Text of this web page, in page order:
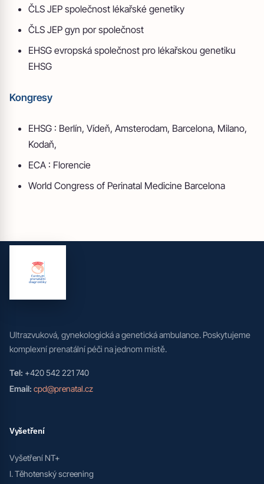
ČLS JEP společnost lékařské genetiky
ČLS JEP gyn por společnost
EHSG evropská společnost pro lékařskou genetiku
EHSG
Kongresy
EHSG : Berlín, Vídeň, Amsterodam, Barcelona, Milano,
Kodaň,
ECA : Florencie
World Congress of Perinatal Medicine Barcelona
Ultrazvuková, gynekologická a genetická ambulance. Poskytujeme
komplexní prenatální péči na jednom místě.
Tel: +420 542 221 740
Email: cpd@prenatal.cz
Vyšetření
Vyšetření NT+
I. Těhotenský screening